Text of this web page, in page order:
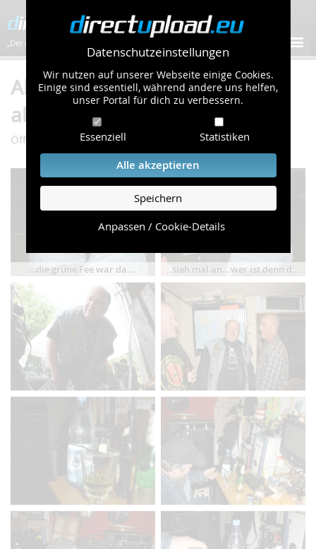
Datenschutzeinstellungen
Wir nutzen auf unserer Webseite einige Cookies.
Einige sind essentiell, während andere uns helfen,
unser Portal für dich zu verbessern.
Essenziell Statistiken
Alle akzeptieren
Speichern
Anpassen / Cookie-Details
„Der schnellste Bilder-Hoster im Web!”
Album "Brasi...." von
absinthratte (34 Bilder)
Öffentliche Galerie/Autos & Verkehr /Brasi....
..die grüne Fee war da... ..sieh mal an...wer ist denn das??